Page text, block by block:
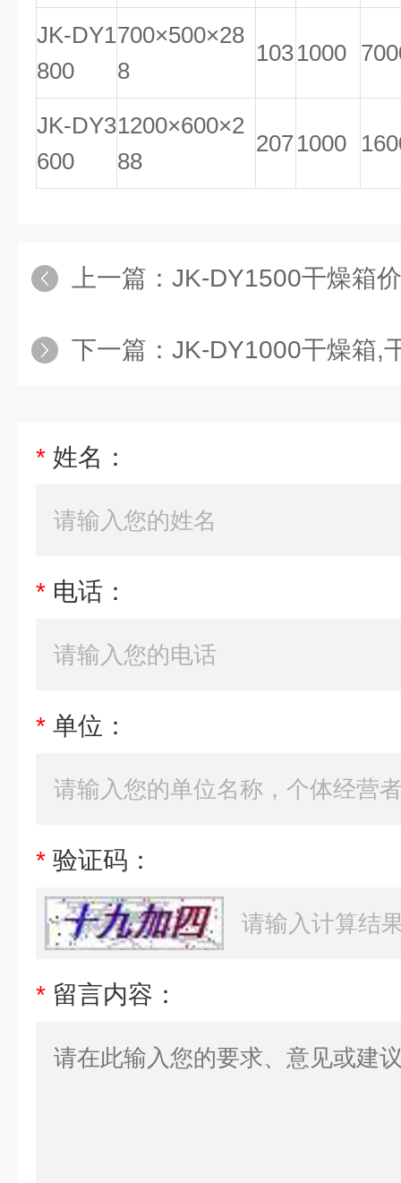
JK-DY1
800
700×500×28
8
1031000
JK-DY3
600
1200×600×2
88
2071000
上一篇： JK-DY1500干燥箱价格,
下一篇： JK-DY1000干燥箱,干
* 姓名：
* 电话：
* 单位：
* 验证码：
* 留言内容：